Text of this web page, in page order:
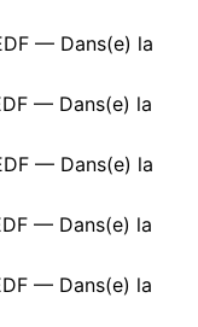
— Dans(e) la
— Dans(e) la
— Dans(e) la
— Dans(e) la
— Dans(e) la